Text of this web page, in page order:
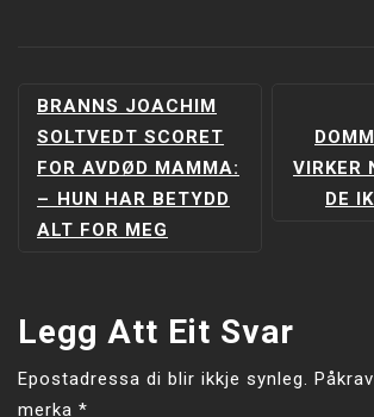
INNLEGGSNAVIGERING
BRANNS JOACHIM
SOLTVEDT SCORET
FOR AVDØD MAMMA:
–⁠ HUN HAR BETYDD
ALT FOR MEG
VIRKER
DE
Legg Att Eit Svar
Epostadressa di blir ikkje synleg.
merka *